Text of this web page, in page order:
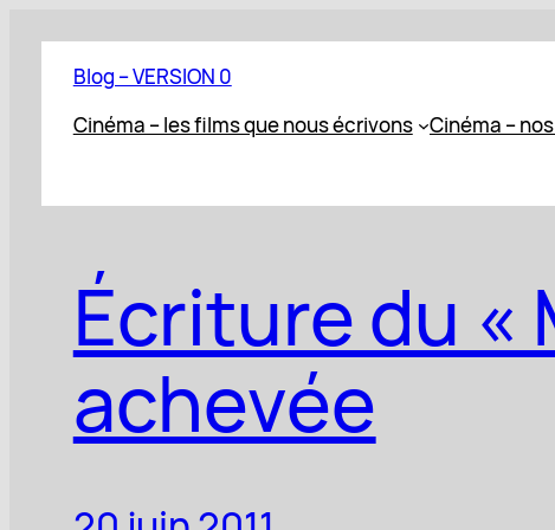
contenuBlog – VERSION 0
Cinéma – les films que nous écrivons
Cinéma –
Écriture du «
achevée